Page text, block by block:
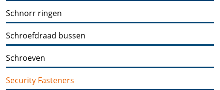
Schnorr ringen
Schroefdraad bussen
Schroeven
Security Fasteners